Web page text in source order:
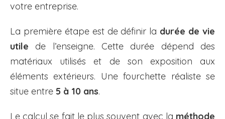
votre entreprise.
La première étape est de définir la durée de vie
utile de l’enseigne. Cette durée dépend des
matériaux utilisés et de son exposition aux
éléments extérieurs. Une fourchette réaliste se
situe entre 5 à 10 ans.
Le calcul se fait le plus souvent avec la méthode